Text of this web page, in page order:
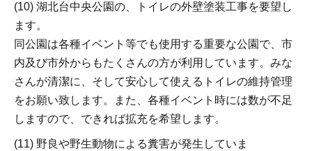
(10) 湖北台中央公園の、トイレの外壁塗装工事を要望し
ます。
同公園は各種イベント等でも使用する重要な公園で、市
内及び市外からもたくさんの方が利用しています。みな
さんが清潔に、そして安心して使えるトイレの維持管理
をお願い致します。また、各種イベント時には数が不足
しますので、できれば拡充を希望します。
(11) 野良や野生動物による糞害が発生していま